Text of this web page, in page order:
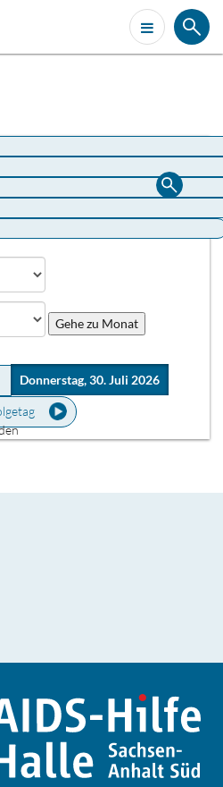
Gehe zu Monat
Donnerstag, 30. Juli 2026